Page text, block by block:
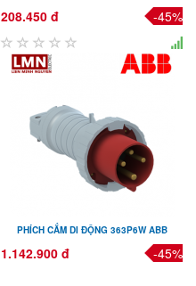
208.450 đ -45%
PHÍCH CẮM DI ĐỘNG 363P6W ABB
1.142.900 đ -45%